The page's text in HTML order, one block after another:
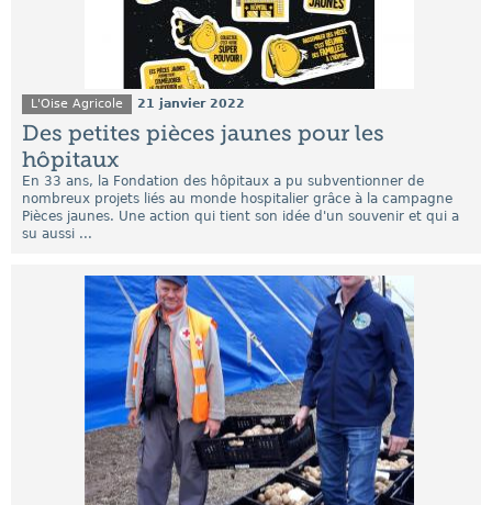
L'Oise Agricole 21 janvier 2022
Des petites pièces jaunes pour les
hôpitaux
En 33 ans, la Fondation des hôpitaux a pu subventionner de
nombreux projets liés au monde hospitalier grâce à la campagne
Pièces jaunes. Une action qui tient son idée d'un souvenir et qui a
su aussi ...